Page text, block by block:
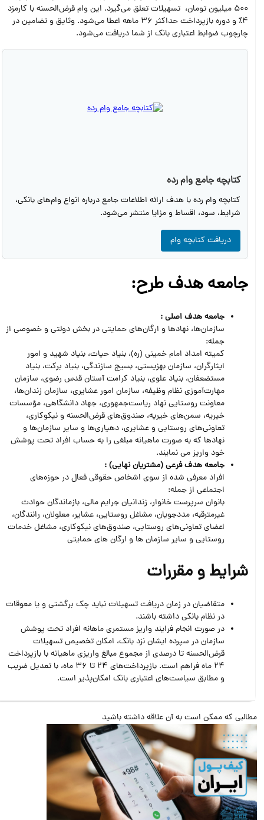
500 میلیون تومان،‌ تسهیلات تعلق می‌گیرد. این وام قرض‌الحسنه با کارمزد
4٪‌ و دوره بازپرداخت حداکثر 36 ماهه اعطا می‌شود. وثایق و تضامین در
چارچوب ضوابط اعتباری بانک از شما دریافت می‌شود.
کتابچه جامع وام رده
کتابچه وام رده با هدف ارائه اطلاعات جامع درباره انواع وام‌های بانکی،
شرایط، سود، اقساط و مزایا منتشر می‌شود.
دریافت کتابچه وام
جامعه هدف طرح:
جامعه هدف اصلی :
سازمان‌ها، نهادها و ارگان‌های حمایتی در بخش دولتی و خصوصی از
جمله:
کمیته امداد امام خمینی (ره)، بنیاد حیات، بنیاد شهید و امور
ایثارگران، سازمان بهزیستی، بسیج سازندگی، بنیاد برکت، بنیاد
مستضعفان، بنیاد علوی، بنیاد کرامت آستان قدس رضوی، سازمان
مهارت‌آموزی نظام وظیفه، سازمان امور عشایری، سازمان زندان‌ها،
معاونت روستایی نهاد ریاست‌جمهوری، جهاد دانشگاهی، مؤسسات
خیریه، سمن‌های خیریه، صندوق‌های قرض‌الحسنه و نیکوکاری،
تعاونی‌های روستایی و عشایری، دهیاری‌ها و سایر سازمان‌ها و
نهادها که به صورت ماهیانه مبلغی را به حساب افراد تحت پوشش
خود واریز می نمایند.
جامعه هدف فرعی (مشتریان نهایی) :
افراد معرفی شده از سوی اشخاص حقوقی فعال در حوزه‌های
اجتماعی از جمله:
بانوان سرپرست خانوار، زندانیان جرایم مالی، بازماندگان حوادث
غیرمترقبه، مددجویان، مشاغل روستایی، عشایر، معلولان، رانندگان،
اعضای تعاونی‌های روستایی، صندوق‌های نیکوکاری، مشاغل خدمات
روستایی و سایر سازمان ها و ارگان های حمایتی
شرایط و مقررات
متقاضیان در زمان دریافت تسهیلات نباید چک برگشتی و یا معوقات
در نظام بانکی داشته باشند.
در صورت انجام فرایند واریز مستمری ماهانه افراد تحت پوشش
سازمان در سپرده ایشان نزد بانک، امکان تخصیص تسهیلات
قرض‌الحسنه تا درصدی از مجموع مبالغ واریزی ماهیانه با بازپرداخت
24 ماه فراهم است. بازپرداخت‌های 24 تا 36 ماه، با تعدیل ضریب
و مطابق سیاست‌های اعتباری بانک امکان‌پذیر است.
که ممکن است به آن علاقه داشته باشید